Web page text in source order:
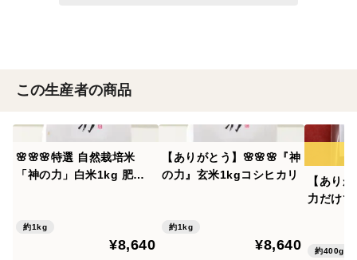
この生産者の商品
🌸🌸🌸特選 自然栽培米
「神の力」白米1kg 肥
約1kg
¥8,640
【ありがとう】🌸🌸🌸『神
の力』玄米1kgコシヒカリ
約1kg
¥8,640
【あり
力だけ
約400g